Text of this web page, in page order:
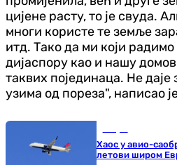
цијене расту, то је свуда.
многи користе те земље
итд. Тако да ми који
дијаспору као и нашу
таквих појединаца. Не
узима од пореза", написао
Хаос у авио-
летови широм